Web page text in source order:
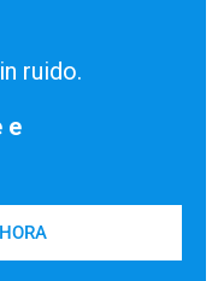
ruido.
e